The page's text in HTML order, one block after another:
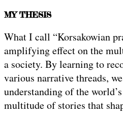
MY THESIS
What I call “Korsakowian
amplifying effect on the
a society. By learning to
various narrative threads,
understanding of the
multitude of stories that